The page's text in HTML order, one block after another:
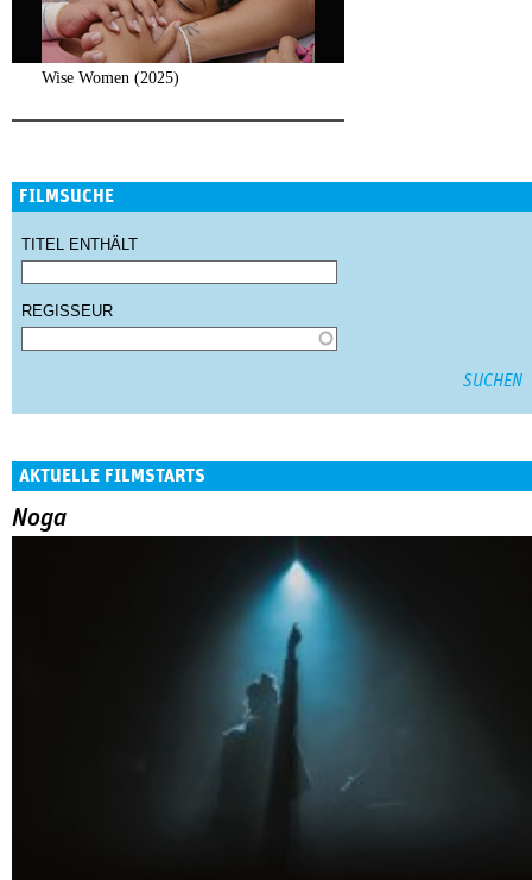
Wise Women (2025)
FILMSUCHE
TITEL ENTHÄLT
REGISSEUR
AKTUELLE FILMSTARTS
Noga